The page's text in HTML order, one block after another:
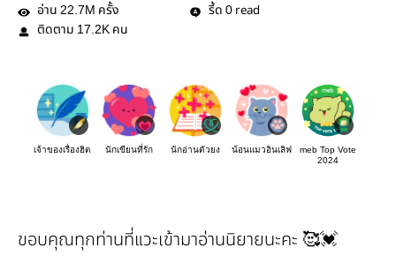
อ่าน 22.7M ครั้ง รี้ด 0 read
ติดตาม 17.2K คน
เจ้าของเรื่องฮิต นักเขียนที่รัก นักอ่านตัวยง น้อนแมวอินเลิฟ
meb Top Vote
2024
ขอบคุณทุกท่านที่แวะเข้ามาอ่านนิยายนะคะ 🥰💓